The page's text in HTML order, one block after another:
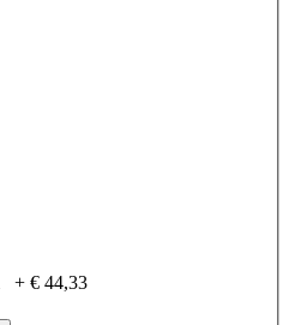
+ € 44,33